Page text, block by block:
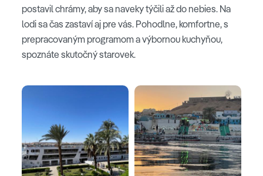
postavil chrámy, aby sa naveky týčili až do nebies. Na
lodi sa čas zastaví aj pre vás. Pohodlne, komfortne, s
prepracovaným programom a výbornou kuchyňou,
spoznáte skutočný starovek.